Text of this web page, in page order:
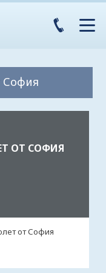
София
ОТ СОФИЯ
от София